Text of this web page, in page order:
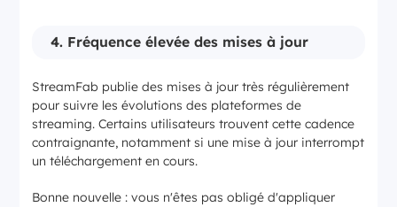
4. Fréquence élevée des mises à jour
StreamFab publie des mises à jour très régulièrement
pour suivre les évolutions des plateformes de
streaming. Certains utilisateurs trouvent cette cadence
contraignante, notamment si une mise à jour interrompt
un téléchargement en cours.
Bonne nouvelle : vous n'êtes pas obligé d'appliquer